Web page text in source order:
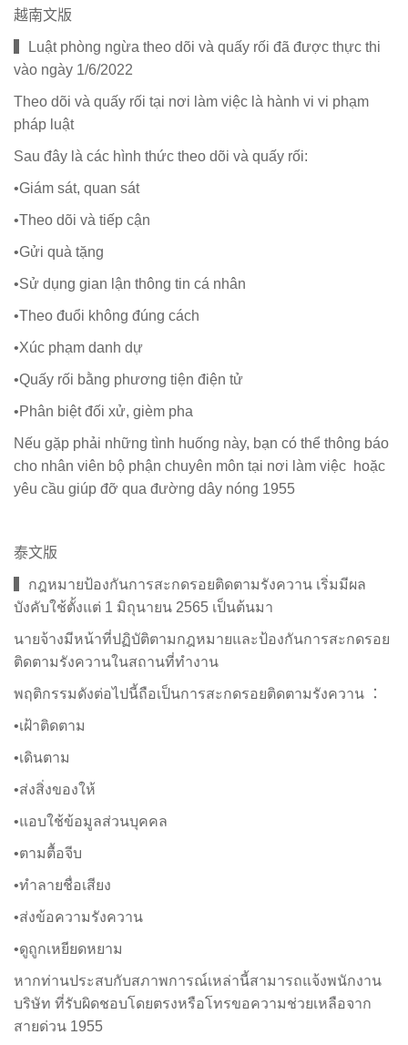
越南文版
▍Luật phòng ngừa theo dõi và quấy rối đã được thực thi
vào ngày 1/6/2022
Theo dõi và quấy rối tại nơi làm việc là hành vi vi phạm
pháp luật
Sau đây là các hình thức theo dõi và quấy rối:
•Giám sát, quan sát
•Theo dõi và tiếp cận
•Gửi quà tặng
•Sử dụng gian lận thông tin cá nhân
•Theo đuổi không đúng cách
•Xúc phạm danh dự
•Quấy rối bằng phương tiện điện tử
•Phân biệt đối xử, gièm pha
Nếu gặp phải những tình huống này, bạn có thể thông báo
cho nhân viên bộ phận chuyên môn tại nơi làm việc hoặc
yêu cầu giúp đỡ qua đường dây nóng 1955
泰文版
▍กฎหมายป้องกันการสะกดรอยติดตามรังควาน เริ่มมีผล
บังคับใช้ตั้งแต่ 1 มิถุนายน 2565 เป็นต้นมา
นายจ้างมีหน้าที่ปฏิบัติตามกฎหมายและป้องกันการสะกดรอย
ติดตามรังควานในสถานที่ทำงาน
พฤติกรรมดังต่อไปนี้ถือเป็นการสะกดรอยติดตามรังควาน ：
•เฝ้าติดตาม
•เดินตาม
•ส่งสิ่งของให้
•แอบใช้ข้อมูลส่วนบุคคล
•ตามตื้อจีบ
•ทำลายชื่อเสียง
•ส่งข้อความรังควาน
•ดูถูกเหยียดหยาม
หากท่านประสบกับสภาพการณ์เหล่านี้สามารถแจ้งพนักงาน
บริษัท ที่รับผิดชอบโดยตรงหรือโทรขอความช่วยเหลือจาก
สายด่วน 1955